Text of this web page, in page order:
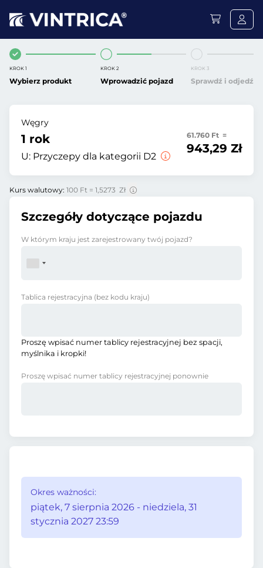
KROK 1
Wybierz produkt
KROK 2
Wprowadzić pojazd
KROK 3
Sprawdź i odjedź
Węgry
1 rok
U: Przyczepy dla kategorii D2
61.760 Ft =
943,29 Zł
Kurs walutowy: 100 Ft = 1,5273 Zł
Szczegóły dotyczące pojazdu
W którym kraju jest zarejestrowany twój pojazd?
Tablica rejestracyjna (bez kodu kraju)
Proszę wpisać numer tablicy rejestracyjnej bez spacji,
myślnika i kropki!
Proszę wpisać numer tablicy rejestracyjnej ponownie
Okres ważności:
piątek, 7 sierpnia 2026 - niedziela, 31
stycznia 2027 23:59